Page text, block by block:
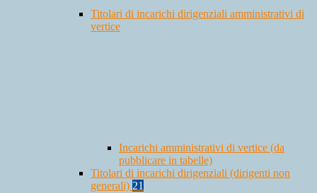
Titolari di incarichi dirigenziali amministrativi di
vertice
Incarichi amministrativi di vertice (da
pubblicare in tabelle)
Titolari di incarichi dirigenziali (dirigenti non
generali) 21